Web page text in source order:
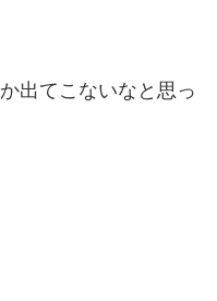
出てこないなと思っ